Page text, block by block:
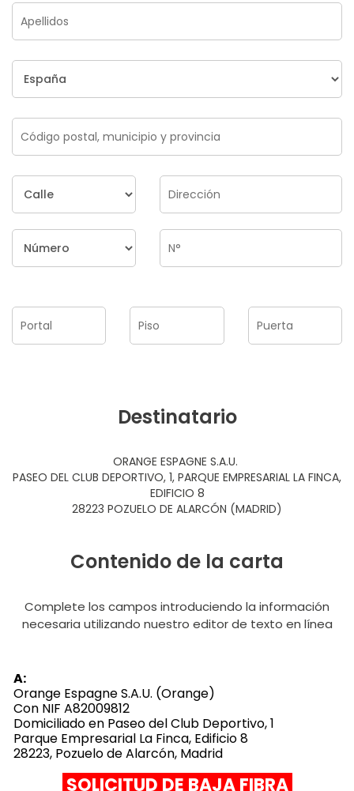
Destinatario
ORANGE ESPAGNE S.A.U.
PASEO DEL CLUB DEPORTIVO, 1, PARQUE EMPRESARIAL LA FINCA,
EDIFICIO 8
28223 POZUELO DE ALARCÓN (MADRID)
Contenido de la carta
Complete los campos introduciendo la información
necesaria utilizando nuestro editor de texto en línea
A:
Orange Espagne S.A.U. (Orange)
Con NIF A82009812
Domiciliado en Paseo del Club Deportivo, 1
Parque Empresarial La Finca, Edificio 8
28223, Pozuelo de Alarcón, Madrid
SOLICITUD DE BAJA FIBRA